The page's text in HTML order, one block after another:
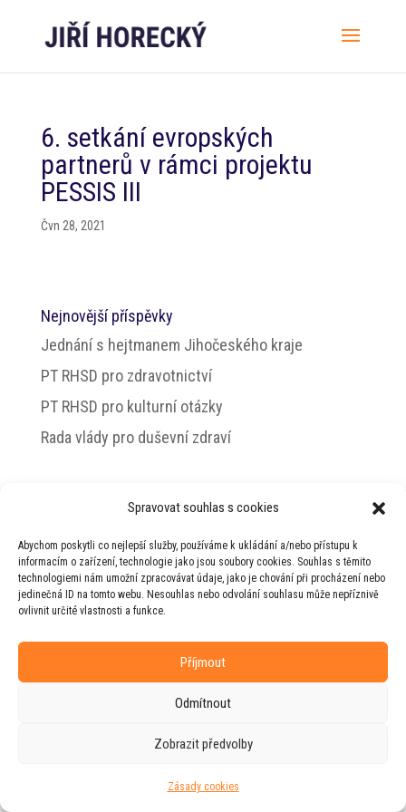
Spravovat souhlas s cookies
Abychom poskytli co nejlepší služby, používáme k ukládání a/nebo přístupu k
informacím o zařízení, technologie jako jsou soubory cookies. Souhlas s těmito
technologiemi nám umožní zpracovávat údaje, jako je chování při procházení nebo
jedinečná ID na tomto webu. Nesouhlas nebo odvolání souhlasu může nepříznivě
ovlivnit určité vlastnosti a funkce.
Příjmout
Odmítnout
Zobrazit předvolby
Zásady cookies
6. setkání evropských
partnerů v rámci projektu
PESSIS III
Čvn 28, 2021
Nejnovější příspěvky
Jednání s hejtmanem Jihočeského kraje
PT RHSD pro zdravotnictví
PT RHSD pro kulturní otázky
Rada vlády pro duševní zdraví
Horeckého
Web vytvořila firmaRUDIve spolupráci s
agenturou